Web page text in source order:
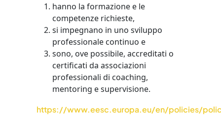
hanno la formazione e le
competenze richieste,
si impegnano in uno sviluppo
professionale continuo e
sono, ove possibile, accreditati o
certificati da associazioni
professionali di coaching,
mentoring e supervisione.
https://www.eesc.europa.eu/en/policies/